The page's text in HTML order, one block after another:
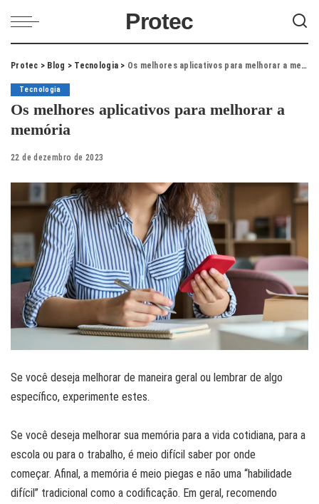
Protec
Protec > Blog > Tecnologia > Os melhores aplicativos para melhorar a memória
Tecnologia
Os melhores aplicativos para melhorar a
memória
22 de dezembro de 2023
Se você deseja melhorar de maneira geral ou lembrar de algo
específico, experimente estes.
Se você deseja melhorar sua memória para a vida cotidiana, para a
escola ou para o trabalho, é meio difícil saber por onde
começar. Afinal, a memória é meio piegas e não uma “habilidade
difícil” tradicional como a codificação. Em geral, recomendo